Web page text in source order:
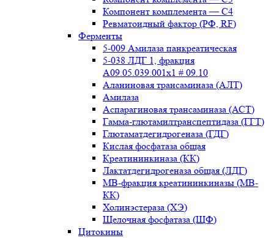
Компонент комплемента — С4
Ревматоидный фактор (РФ, RF)
Ферменты
5-009 Амилаза панкреатическая
5-038 ЛДГ 1, фракция
A09.05.039.001x1 # 09.10
Аланиновая трансаминаза (АЛТ)
Амилаза
Аспарагиновая трансаминаза (АСТ)
Гамма-глютамилтранспептидаза (ГГТ)
Глютаматдегидрогеназа (ГДГ)
Кислая фосфатаза общая
Креатининкиназа (КК)
Лактатдегидрогеназа общая (ЛДГ)
МВ-фракция креатининкиназы (МВ-
КК)
Холинэстераза (ХЭ)
Щелочная фосфатаза (ЩФ)
Цитокины